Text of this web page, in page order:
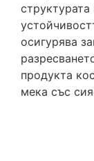
осигурява
продукта
мека със